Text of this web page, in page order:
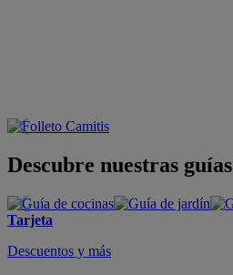
Descubre nuestras guías
Tarjeta
Descuentos y más